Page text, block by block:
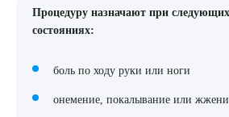
Процедуру назначают при
состояниях:
боль по ходу руки или ноги
онемение, покалывание или